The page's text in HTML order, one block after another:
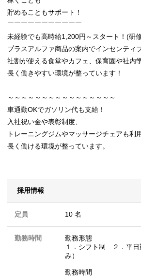
貯めることもサポート！
￣￣￣￣￣￣￣￣￣￣￣
未経験でも高時給1,200円～スタート！(研
プラスアルファ商品の案内でインセンティ
社割が使える食堂やカフェ、保育園や社内
長く働きやすい環境が整っています！
～～～～～～～～～～～～～～～～
車通勤OKでガソリン代も支給！
入社祝い金や表彰制度、
トレーニングジムやマッサージチェアも利
長く働ける環境が整っています。
採用情報
定員 10 名
勤務時間
勤務形態
１．シフト制 ２．平日
み）
勤務時間